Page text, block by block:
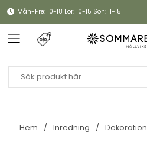
Mån-Fre: 10-18 Lör: 10-15 Sön: 11-15
Hem Inredning Dekoration